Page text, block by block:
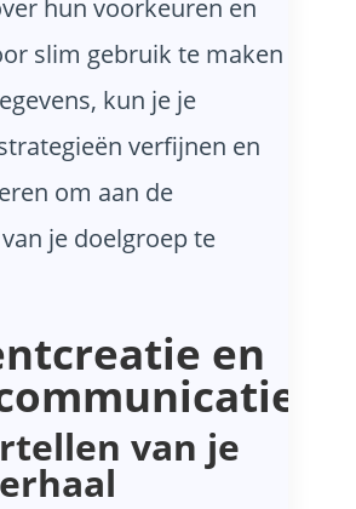
hun voorkeuren en
slim gebruik te maken
kun je je
verfijnen en
om aan de
je doelgroep te
en
van je